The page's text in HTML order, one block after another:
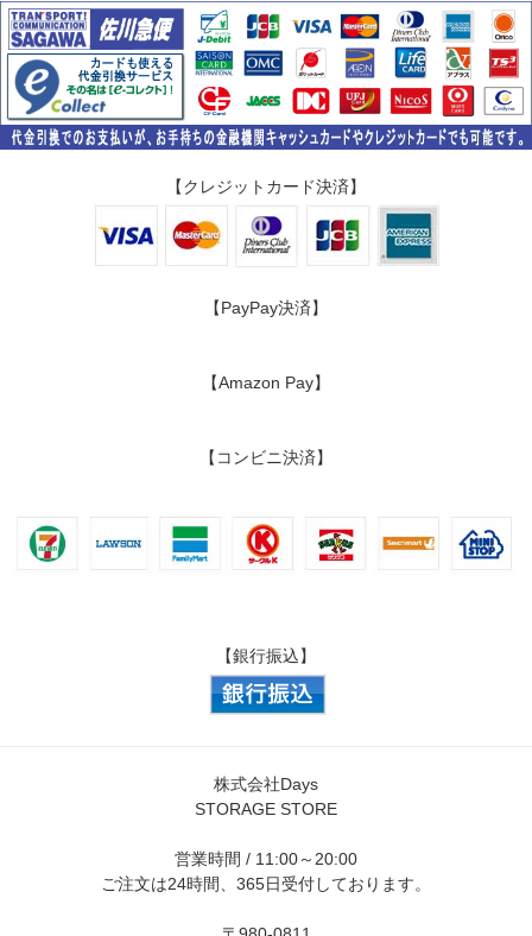
【クレジットカード決済】
【PayPay決済】
【Amazon Pay】
【コンビニ決済】
【銀行振込】
株式会社Days
STORAGE STORE
営業時間 / 11:00～20:00
ご注文は24時間、365日受付しております。